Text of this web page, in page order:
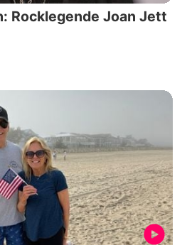
Rocklegende Joan Jett